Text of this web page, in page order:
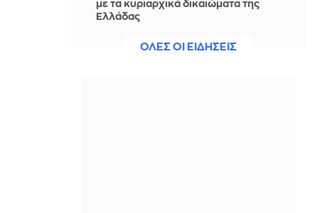
με τα κυριαρχικά δικαιώματα της
Ελλάδας
ΟΛΕΣ ΟΙ ΕΙΔΗΣΕΙΣ